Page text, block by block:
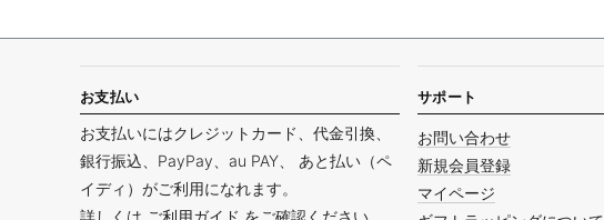
お支払い
お支払いにはクレジットカード、代金引換、
銀行振込、PayPay、au PAY、 あと払い（ペ
イディ）がご利用になれます。
サポート
お問い合わせ
新規会員登録
マイページ